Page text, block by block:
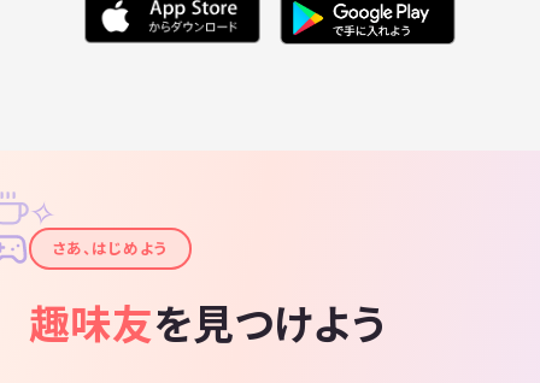
✦
✧
さあ、はじめよう
趣味友を見つけよう